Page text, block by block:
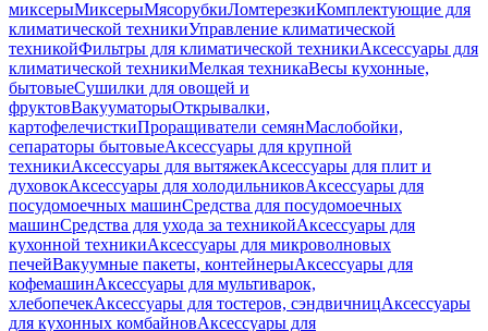
миксерыМиксерыМясорубкиЛомтерезкиКомплектующие для
климатической техникиУправление климатической
техникойФильтры для климатической техникиАксессуары для
климатической техникиМелкая техникаВесы кухонные,
бытовыеСушилки для овощей и
фруктовВакууматорыОткрывалки,
картофелечисткиПроращиватели семянМаслобойки,
сепараторы бытовыеАксессуары для крупной
техникиАксессуары для вытяжекАксессуары для плит и
духовокАксессуары для холодильниковАксессуары для
посудомоечных машинСредства для посудомоечных
машинСредства для ухода за техникойАксессуары для
кухонной техникиАксессуары для микроволновых
печейВакуумные пакеты, контейнерыАксессуары для
кофемашинАксессуары для мультиварок,
хлебопечекАксессуары для тостеров, сэндвичницАксессуары
для кухонных комбайновАксессуары для